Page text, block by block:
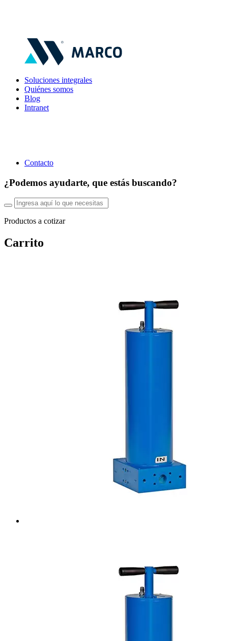
Soluciones integrales
Quiénes somos
Blog
Intranet
Contacto
¿Podemos ayudarte, que estás buscando?
Productos a cotizar
Carrito